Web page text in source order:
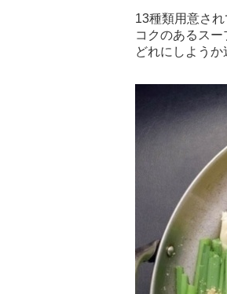
13種類用意さ
コクのあるスー
どれにしよう